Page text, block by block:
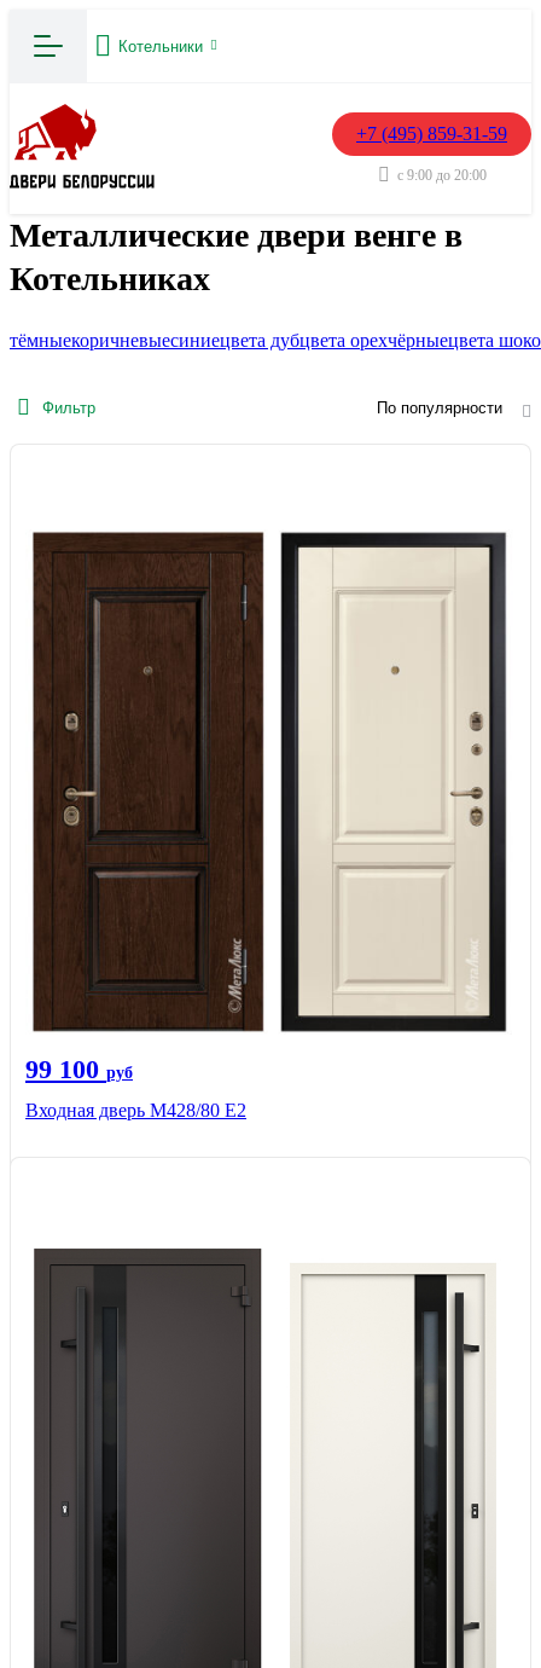
Котельники
+7 (495) 859-31-59
с 9:00 до 20:00
Металлические двери венге в
Котельниках
тёмныекоричневыесиниецвета дубцвета орехчёрныецвета
Фильтр По популярности
99 100 руб
Входная дверь М428/80 Е2